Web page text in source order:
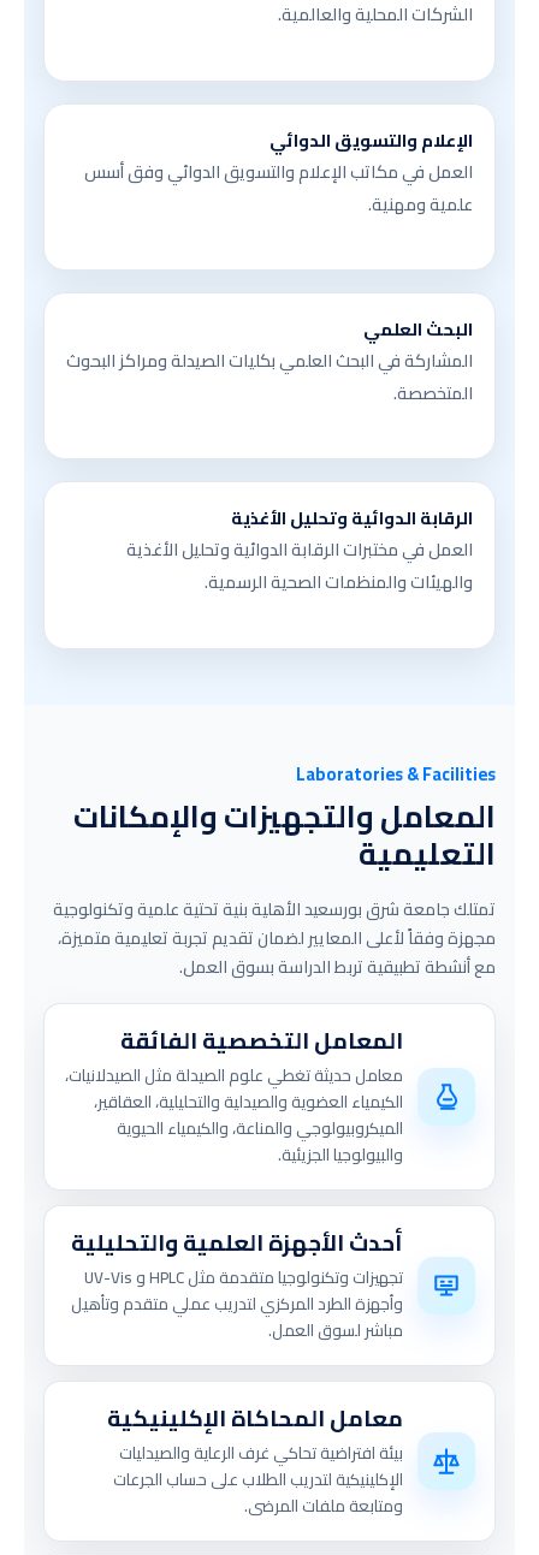
الشركات المحلية والعالمية.
الإعلام والتسويق الدوائي
العمل في مكاتب الإعلام والتسويق الدوائي وفق أسس
علمية ومهنية.
البحث العلمي
المشاركة في البحث العلمي بكليات الصيدلة ومراكز البحوث
المتخصصة.
الرقابة الدوائية وتحليل الأغذية
العمل في مختبرات الرقابة الدوائية وتحليل الأغذية
والهيئات والمنظمات الصحية الرسمية.
Laboratories & Facilities
المعامل والتجهيزات والإمكانات
التعليمية
تمتلك جامعة شرق بورسعيد الأهلية بنية تحتية علمية وتكنولوجية
مجهزة وفقاً لأعلى المعايير لضمان تقديم تجربة تعليمية متميزة،
مع أنشطة تطبيقية تربط الدراسة بسوق العمل.
المعامل التخصصية الفائقة
معامل حديثة تغطي علوم الصيدلة مثل الصيدلانيات،
الكيمياء العضوية والصيدلية والتحليلية، العقاقير،
الميكروبيولوجي والمناعة، والكيمياء الحيوية
والبيولوجيا الجزيئية.
أحدث الأجهزة العلمية والتحليلية
تجهيزات وتكنولوجيا متقدمة مثل HPLC و UV-Vis
وأجهزة الطرد المركزي لتدريب عملي متقدم وتأهيل
مباشر لسوق العمل.
معامل المحاكاة الإكلينيكية
بيئة افتراضية تحاكي غرف الرعاية والصيدليات
الإكلينيكية لتدريب الطلاب على حساب الجرعات
ومتابعة ملفات المرضى.